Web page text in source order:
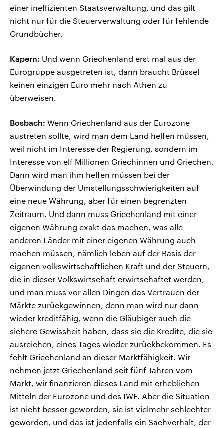
einer ineffizienten Staatsverwaltung, und das gilt
nicht nur für die Steuerverwaltung oder für fehlende
Grundbücher.
Kapern: Und wenn Griechenland erst mal aus der
Eurogruppe ausgetreten ist, dann braucht Brüssel
keinen einzigen Euro mehr nach Athen zu
überweisen.
Bosbach: Wenn Griechenland aus der Eurozone
austreten sollte, wird man dem Land helfen müssen,
weil nicht im Interesse der Regierung, sondern im
Interesse von elf Millionen Griechinnen und Griechen.
Dann wird man ihm helfen müssen bei der
Überwindung der Umstellungsschwierigkeiten auf
eine neue Währung, aber für einen begrenzten
Zeitraum. Und dann muss Griechenland mit einer
eigenen Währung exakt das machen, was alle
anderen Länder mit einer eigenen Währung auch
machen müssen, nämlich leben auf der Basis der
eigenen volkswirtschaftlichen Kraft und der Steuern,
die in dieser Volkswirtschaft erwirtschaftet werden,
und man muss vor allen Dingen das Vertrauen der
Märkte zurückgewinnen, denn man wird nur dann
wieder kreditfähig, wenn die Gläubiger auch die
sichere Gewissheit haben, dass sie die Kredite, die sie
ausreichen, eines Tages wieder zurückbekommen. Es
fehlt Griechenland an dieser Marktfähigkeit. Wir
nehmen jetzt Griechenland seit fünf Jahren vom
Markt, wir finanzieren dieses Land mit erheblichen
Mitteln der Eurozone und des IWF. Aber die Situation
ist nicht besser geworden, sie ist vielmehr schlechter
geworden, und das ist jedenfalls ein Sachverhalt, der